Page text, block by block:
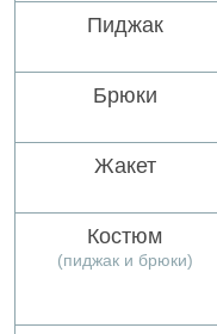
Пиджак
Брюки
Жакет
Костюм
(пиджак и брюки)